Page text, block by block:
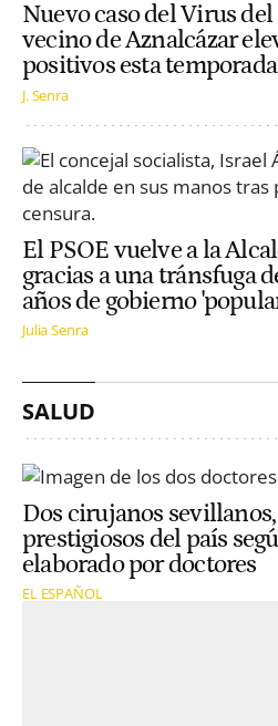
Nuevo caso del Virus
vecino de Aznalcázar
positivos esta temporada
J. Senra
El PSOE vuelve a la
gracias a una tránsfuga
años de gobierno
Julia Senra
SALUD
Dos cirujanos
prestigiosos del país
elaborado por doctores
EL ESPAÑOL